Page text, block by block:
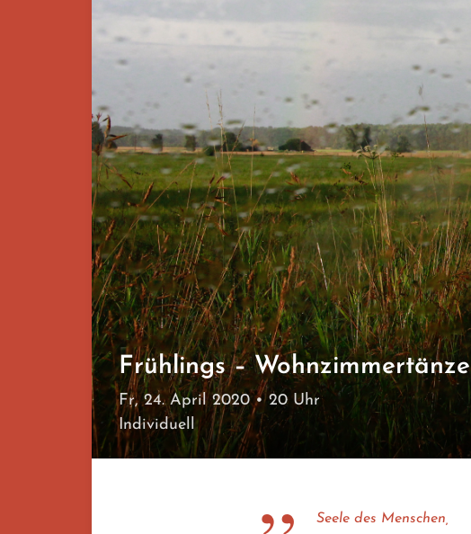
Frühlings – Wohnzimmertänze
Fr, 24. April 2020• 20 Uhr
Individuell
Seele des Menschen,